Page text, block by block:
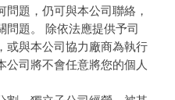
題，仍可與本公司聯絡，
問題。 除依法應提供予司
或與本公司協力廠商為執行
公司將不會任意將您的個人